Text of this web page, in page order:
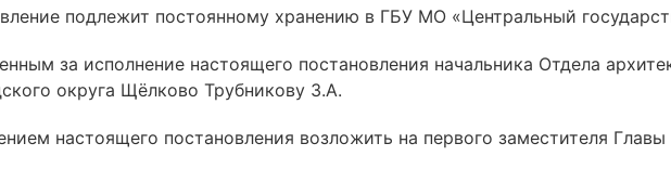
подлежит постоянному хранению в ГБУ МО «Центральный
за исполнение настоящего постановления начальника Отдела
округа Щёлково Трубникову З.А.
настоящего постановления возложить на первого заместителя